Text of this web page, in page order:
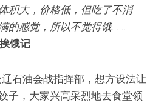
积大，价格低，但吃了不消
饿记
石油会战指挥部，想方设法让
子，大家兴高采烈地去食堂领